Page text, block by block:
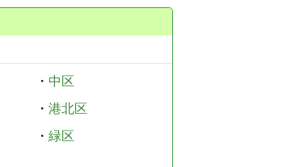
・ 中区
・ 港北区
・ 緑区